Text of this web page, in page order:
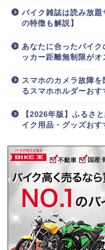
バイク雑誌は読み放
の特徴も解説】
あなたに合ったバイ
ッカー距離無制限がオ
スマホのカメラ故障
るスマホホルダーおす
【2026年版】ふるさ
イク用品・グッズおす